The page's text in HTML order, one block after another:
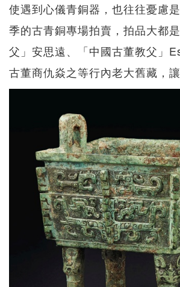
使遇到心儀青銅器，也往往憂慮
季的古青銅專場拍賣，拍品大都
父」安思遠、「中國古董教父」
古董商仇焱之等行內老大舊藏，讓